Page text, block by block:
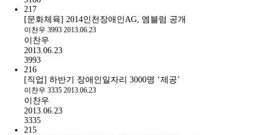
217
[문화체육] 2014인천장애인AG, 엠블럼 공개
이찬우 3993 2013.06.23
이찬우
2013.06.23
3993
216
[직업] 하반기 장애인일자리 3000명 ‘제공’
이찬우 3335 2013.06.23
이찬우
2013.06.23
3335
215